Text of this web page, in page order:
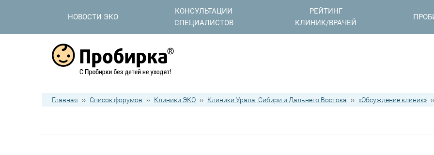
НОВОСТИ ЭКО
КОНСУЛЬТАЦИИ
СПЕЦИАЛИСТОВ
РЕЙТИНГ
КЛИНИК/ВРАЧЕЙ
Главная ›› Список форумов ›› Клиники ЭКО ›› Клиники Урала, Сибири и Дальнего Востока ›› «Обсуждение клиник» ››